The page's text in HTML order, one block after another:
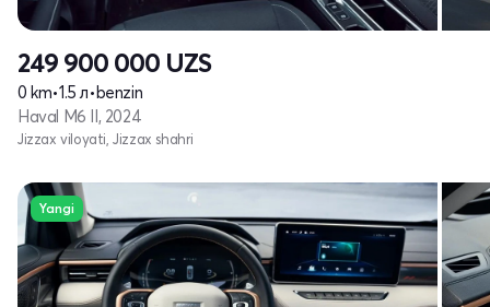
249 900 000 UZS
0 km•1.5 л•benzin
Haval M6 II, 2024
Jizzax viloyati, Jizzax shahri
Yangi